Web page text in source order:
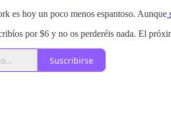
es hoy un poco menos espantoso. Aunque
por $6 y no os perderéis nada. El
Suscribirse